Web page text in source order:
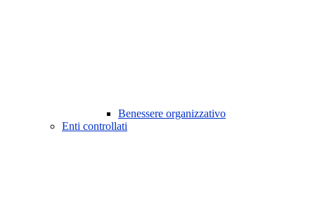
Benessere organizzativo
Enti controllati